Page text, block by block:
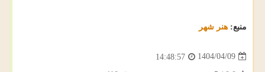
منبع: هنر شهر
1404/04/09
14:48:57